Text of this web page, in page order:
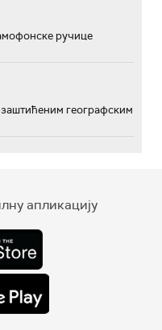
ручице
географским
апликацију